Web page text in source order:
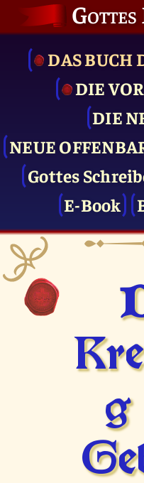
Gottes
DAS BUCH
DIE
DIE
NEUE
Gottes
E-Book
g